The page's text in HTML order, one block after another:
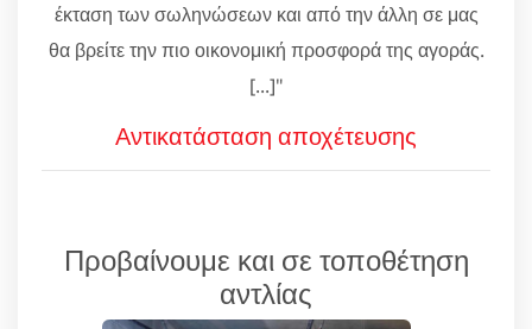
έκταση των σωληνώσεων και από την άλλη σε μας
θα βρείτε την πιο οικονομική προσφορά της αγοράς.
[...]"
Αντικατάσταση αποχέτευσης
Προβαίνουμε και σε τοποθέτηση
αντλίας